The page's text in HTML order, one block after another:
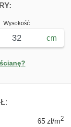
Wysokość
cm
65 zł/m2